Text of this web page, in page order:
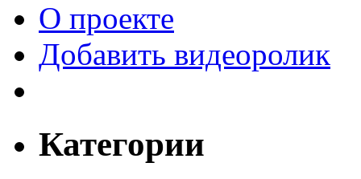
О проекте
Добавить видеоролик
Категории